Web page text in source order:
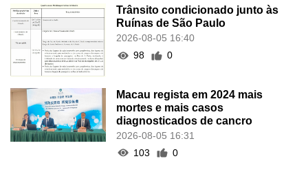
Trânsito condicionado junto às
Ruínas de São Paulo
2026-08-05 16:40
98
0
Macau regista em 2024 mais
mortes e mais casos
diagnosticados de cancro
2026-08-05 16:31
103
0